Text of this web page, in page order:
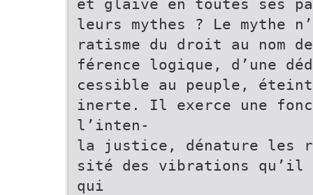
et glaive en toutes ses
leurs mythes ? Le mythe
ratisme du droit au nom
férence logique, d’une
cessible au peuple,
inerte. Il exerce une
l’inten-
la justice, dénature les
sité des vibrations qu’il
qui